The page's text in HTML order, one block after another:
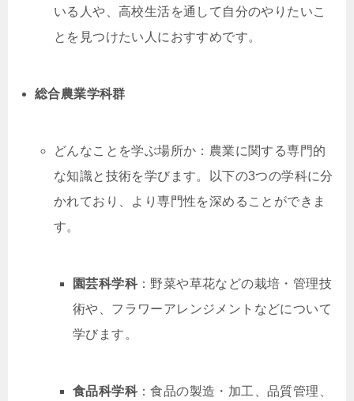
いる人や、高校生活を通して自分のやりたいこ
とを見つけたい人におすすめです。
総合農業学科群
どんなことを学ぶ場所か：農業に関する専門的
な知識と技術を学びます。以下の3つの学科に分
かれており、より専門性を深めることができま
す。
園芸科学科：野菜や草花などの栽培・管理技
術や、フラワーアレンジメントなどについて
学びます。
食品科学科：食品の製造・加工、品質管理、